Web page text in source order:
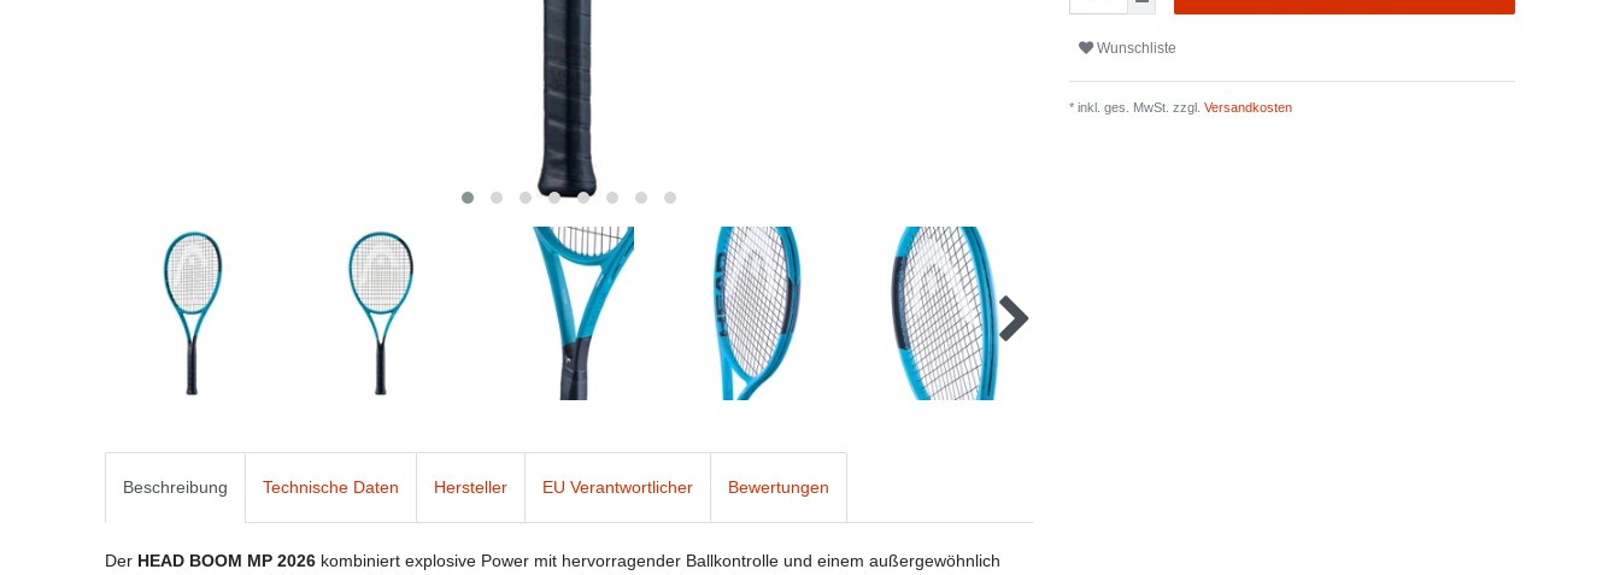
Beschreibung Technische Daten Hersteller EU Verantwortlicher Bewertungen
Der HEAD BOOM MP 2026 kombiniert explosive Power mit hervorragender Ballkontrolle und einem außergewöhnlich
Wunschliste
* inkl. ges. MwSt. zzgl. Versandkosten